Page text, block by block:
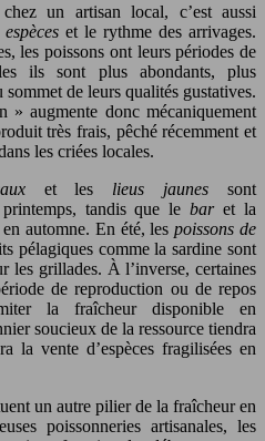
un artisan local, c’est aussi
et le rythme des arrivages.
les poissons ont leurs périodes de
ils sont plus abondants, plus
de leurs qualités gustatives.
» augmente donc mécaniquement
très frais, pêché récemment et
les criées locales.
et les lieus jaunes sont
printemps, tandis que lebaret la
automne. En été, lespoissons de
pélagiques comme la sardine sont
les grillades. À l’inverse, certaines
de reproduction ou de repos
la fraîcheur disponible en
soucieux de la ressource tiendra
la vente d’espèces fragilisées en
un autre pilier de la fraîcheur en
poissonneries artisanales, les